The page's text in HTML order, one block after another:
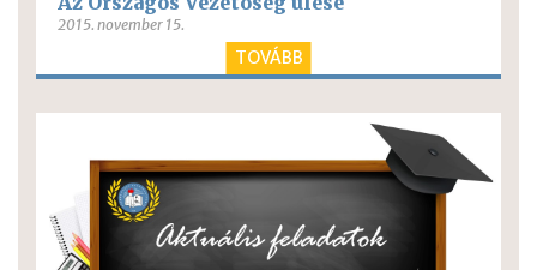
2015. november 15.
TOVÁBB